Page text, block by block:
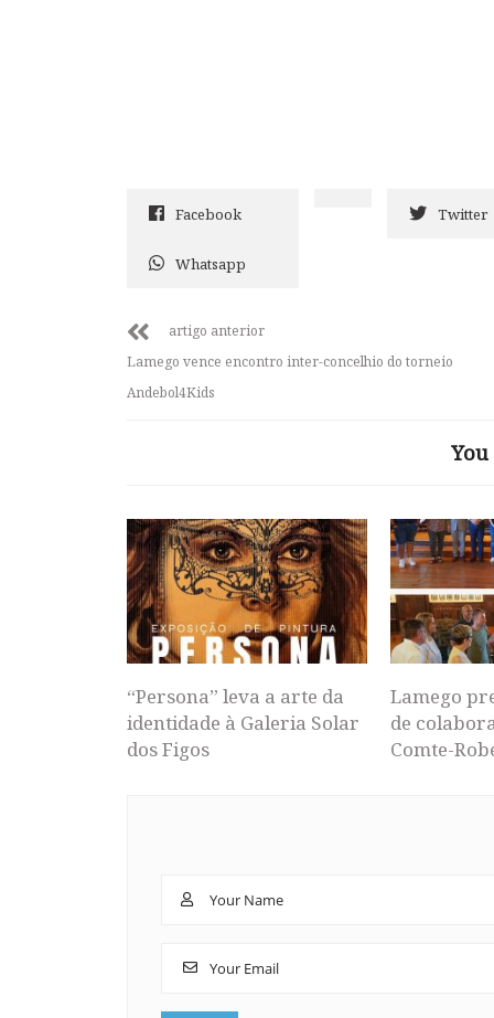
Facebook Twitter
Whatsapp
artigo anterior
Lamego vence encontro inter-concelhio do torneio
Andebol4Kids
“Persona” leva a arte da
identidade à Galeria Solar
dos Figos
Lamego
de
Comte-